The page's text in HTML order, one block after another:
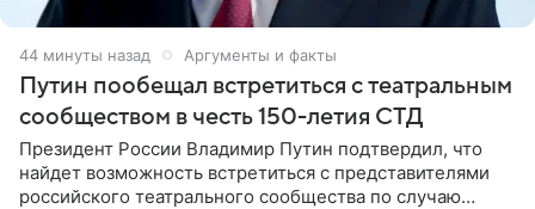
45 минут назад Аргументы и факты
Путин пообещал встретиться с театральным
сообществом в честь 150-летия СТД
Президент России Владимир Путин подтвердил, что
найдет возможность встретиться с представителями
российского театрального сообщества по случаю